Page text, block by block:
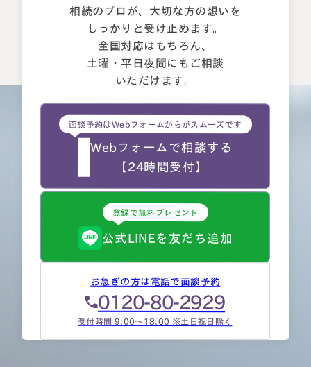
相続のプロが、大切な方の想いを
しっかりと受け止めます。
全国対応はもちろん、
土曜・平日夜間にもご相談
いただけます。
面談予約はWebフォームからがスムーズです
Webフォームで相談する
【24時間受付】
登録で無料プレゼント
公式LINEを友だち追加
お急ぎの方は電話で面談予約
0120-80-2929
受付時間 9:00～18:00 ※土日祝日除く